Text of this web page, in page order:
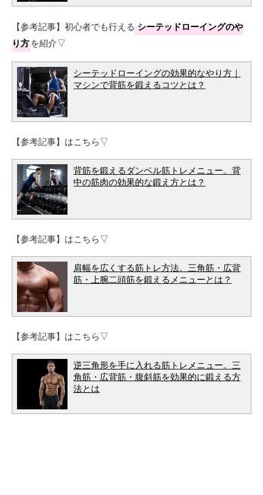
【参考記事】初心者でも行える シーテッドローイングのや
り方を紹介▽
シーテッドローイングの効果的なやり方｜
マシンで背筋を鍛えるコツとは？
【参考記事】はこちら▽
背筋を鍛えるダンベル筋トレメニュー。背
中の筋肉の効果的な鍛え方とは？
【参考記事】はこちら▽
肩幅を広くする筋トレ方法。三角筋・広背
筋・上腕二頭筋を鍛えるメニューとは？
【参考記事】はこちら▽
逆三角形を手に入れる筋トレメニュー。三
角筋・広背筋・腹斜筋を効果的に鍛える方
法とは